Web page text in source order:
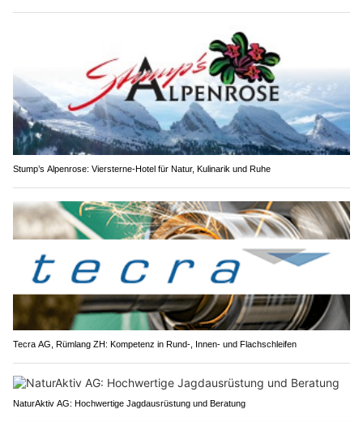
Stump’s Alpenrose: Viersterne-Hotel für Natur, Kulinarik und Ruhe
Tecra AG, Rümlang ZH: Kompetenz in Rund-, Innen- und Flachschleifen
NaturAktiv AG: Hochwertige Jagdausrüstung und Beratung